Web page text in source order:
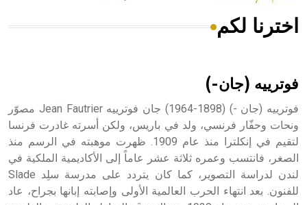
هل تعلم أن الأبسيد كلمة فرنسية اللفظ تم اعتمادها مصطلحاً
- هل تعلم أن أبجر Abgar اسم معروف جيداً يعود إلى عدد من
الملوك الذين حكموا مدينة إديسا (الرها) من أبجر الأول وحتى
التاسع، وهم ينتسبون إلى أسرة أوسروين
اخترنا لكم
فوترييه (جان-)
فوترييه (جان -) (1898-1964) جان فوترييه Jean Fautrier مصوّر
ونحات وحفّار فرنسي، ولد في باريس، ولكن أسرته غادرت فرنسا
لتقيم في إنكلترا منذ عام 1909. ظهرت موهبته في الرسم منذ
الصغر، فانتسب وعمره ثلاثة عشر عاماً إلى الأكاديمية الملكية في
لندن لدراسة التصوير، كما كان يتردد على مدرسة سلِد Slade
للفنون. بعد انتهاء الحرب العالمية الأولى وإصابته إبانها بجراح، عاد